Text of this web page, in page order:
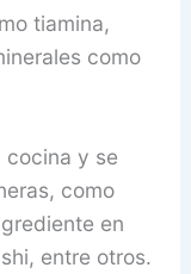
tiamina,
como
cocina y se
como
en
entre otros.